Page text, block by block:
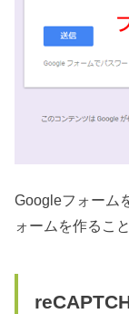
Googleフォーム
ォームを作るこ